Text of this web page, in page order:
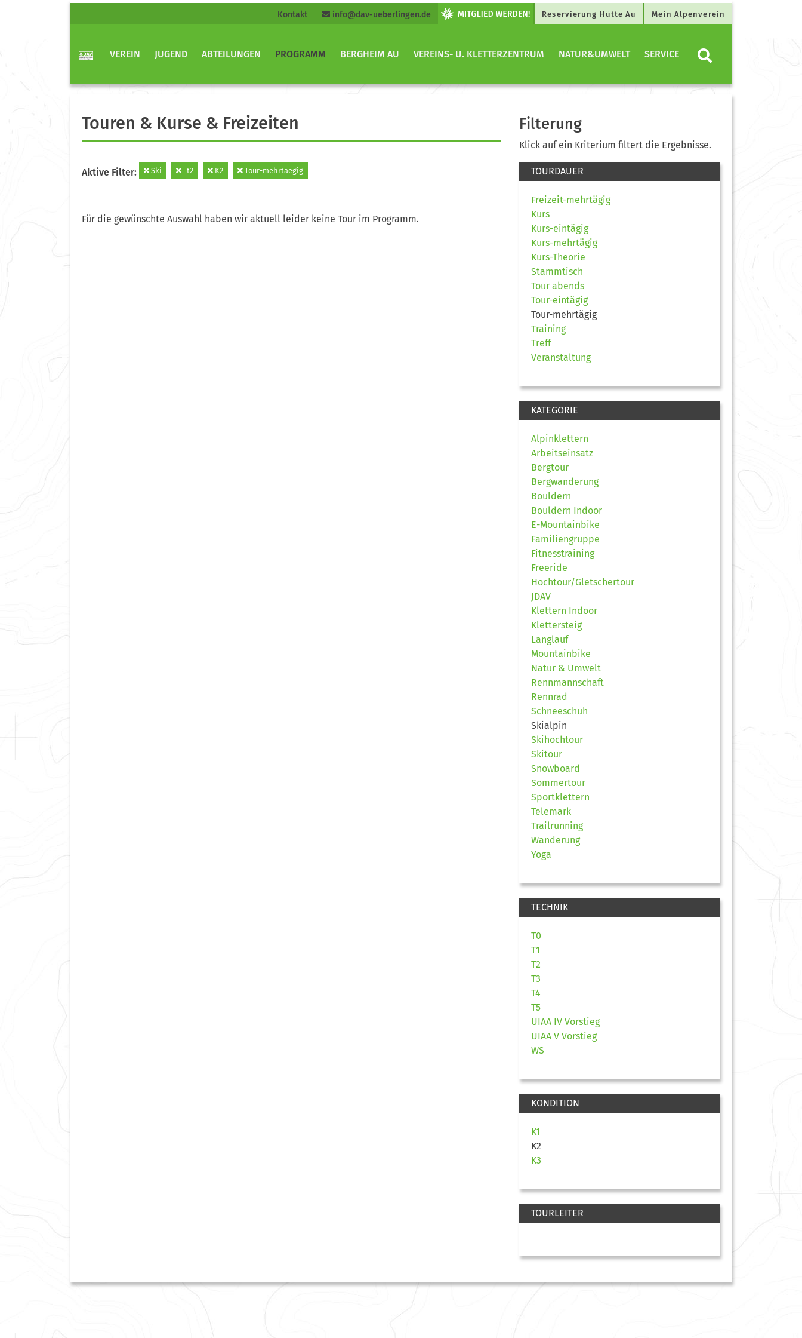
Kontakt info@dav-ueberlingen.de Reservierung Hütte Au Mein Alpenverein
VEREIN JUGEND ABTEILUNGEN PROGRAMM BERGHEIM AU VEREINS- U. KLETTERZENTRUM NATUR&UMWELT SERVICE
Touren & Kurse & Freizeiten
Aktive Filter: Ski =t2 K2 Tour-mehrtaegig
Für die gewünschte Auswahl haben wir aktuell leider keine Tour im Programm.
Filterung
Klick auf ein Kriterium filtert die Ergebnisse.
TOURDAUER
Freizeit-mehrtägig
Kurs
Kurs-eintägig
Kurs-mehrtägig
Kurs-Theorie
Stammtisch
Tour abends
Tour-eintägig
Tour-mehrtägig
Training
Treff
Veranstaltung
KATEGORIE
Alpinklettern
Arbeitseinsatz
Bergtour
Bergwanderung
Bouldern
Bouldern Indoor
E-Mountainbike
Familiengruppe
Fitnesstraining
Freeride
Hochtour/Gletschertour
JDAV
Klettern Indoor
Klettersteig
Langlauf
Mountainbike
Natur & Umwelt
Rennmannschaft
Rennrad
Schneeschuh
Skialpin
Skihochtour
Skitour
Snowboard
Sommertour
Sportklettern
Telemark
Trailrunning
Wanderung
Yoga
TECHNIK
T0
T1
T2
T3
T4
T5
UIAA IV Vorstieg
UIAA V Vorstieg
WS
KONDITION
K1
K2
K3
TOURLEITER